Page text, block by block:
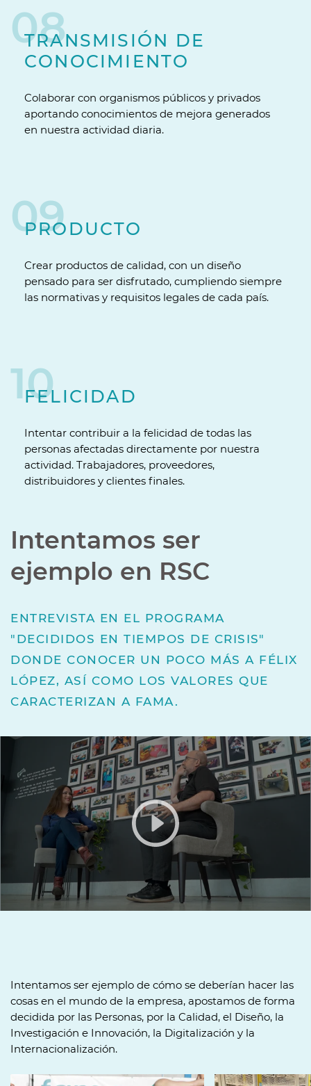
08
TRANSMISIÓN DE
CONOCIMIENTO
Colaborar con organismos públicos y privados
aportando conocimientos de mejora generados
en nuestra actividad diaria.
09
PRODUCTO
Crear productos de calidad, con un diseño
pensado para ser disfrutado, cumpliendo siempre
las normativas y requisitos legales de cada país.
10
FELICIDAD
Intentar contribuir a la felicidad de todas las
personas afectadas directamente por nuestra
actividad. Trabajadores, proveedores,
distribuidores y clientes finales.
Intentamos ser
ejemplo en RSC
ENTREVISTA EN EL PROGRAMA
"DECIDIDOS EN TIEMPOS DE CRISIS"
DONDE CONOCER UN POCO MÁS A FÉLIX
LÓPEZ, ASÍ COMO LOS VALORES QUE
CARACTERIZAN A FAMA.
Intentamos ser ejemplo de cómo se deberían hacer las
cosas en el mundo de la empresa, apostamos de forma
decidida por las Personas, por la Calidad, el Diseño, la
Investigación e Innovación, la Digitalización y la
Internacionalización.